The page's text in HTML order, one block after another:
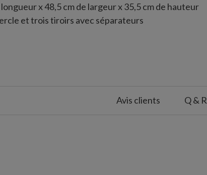
x 48,5 cm de largeur x 35,5 cm de hauteur
et trois tiroirs avec séparateurs
Avis clients Q & R